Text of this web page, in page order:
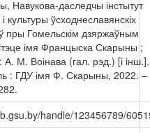
Навукова-даследчы інстытут
і культуры ўсходнеславянскіх
пры Гомельскім дзяржаўным
імя Францыска Скарыны ;
А. М. Воінава (гал. рэд.) [і інш.].
: ГДУ імя Ф. Скарыны, 2022. –
handle/123456789/